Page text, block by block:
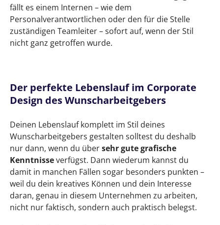
fällt es einem Internen – wie dem
Personalverantwortlichen oder den für die Stelle
zuständigen Teamleiter – sofort auf, wenn der Stil
nicht ganz getroffen wurde.
Der perfekte Lebenslauf im Corporate
Design des Wunscharbeitgebers
Deinen Lebenslauf komplett im Stil deines
Wunscharbeitgebers gestalten solltest du deshalb
nur dann, wenn du übersehr gute grafische
Kenntnisseverfügst. Dann wiederum kannst du
damit in manchen Fällen sogar besonders punkten –
weil du dein kreatives Können und dein Interesse
daran, genau in diesem Unternehmen zu arbeiten,
nicht nur faktisch, sondern auch praktisch belegst.